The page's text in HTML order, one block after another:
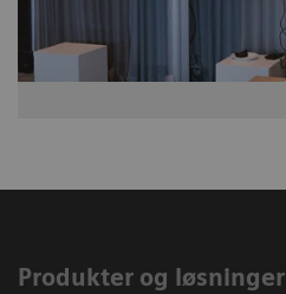
Produkter og løsninger